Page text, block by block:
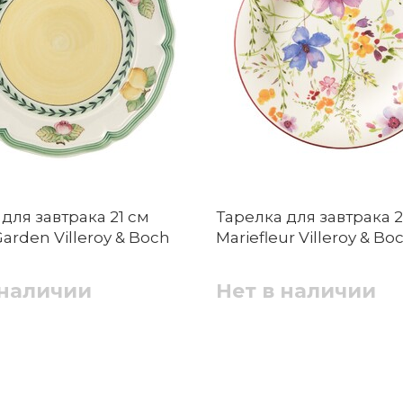
Нет в наличии
Пиала 0,3 л NewMoon Villeroy & Boch
Тарелка для завтрака
Фарфор
Мы рады, что вам понравился набор. Будем стараться
в микроволновой печи?
машине?
завтрака 21 см
Villeroy & Boch
Тарелка для завтрака
Mariefleur Villeroy &
Нет в наличии